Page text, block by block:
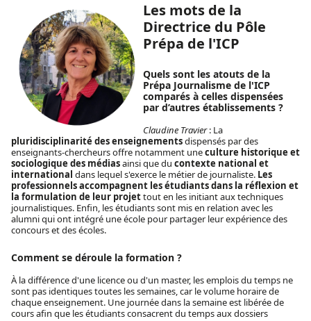
Les mots de la
Directrice du Pôle
Prépa de l'ICP
Quels sont les atouts de la
Prépa Journalisme de l'ICP
comparés à celles dispensées
par d’autres établissements ?
Claudine Travier: La
pluridisciplinarité des enseignementsdispensés par des
enseignants-chercheurs offre notamment uneculture historique et
sociologique des médiasainsi que du contexte national et
international dans lequel s'exerce le métier de journaliste. Les
professionnels accompagnent les étudiants dans la réflexion et
la formulation de leur projettout en les initiant aux techniques
journalistiques. Enfin, les étudiants sont mis en relation avec les
alumni qui ont intégré une école pour partager leur expérience des
concours et des écoles.
Comment se déroule la formation ?
À la différence d'une licence ou d'un master, les emplois du temps ne
sont pas identiques toutes les semaines, car le volume horaire de
chaque enseignement. Une journée dans la semaine est libérée de
cours afin que les étudiants consacrent du temps aux dossiers